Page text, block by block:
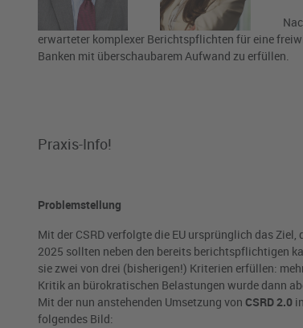
erwarteter komplexer Berichtspflichten für eine
Banken mit überschaubarem Aufwand zu erfüllen.
Praxis-Info!
Problemstellung
Mit der CSRD verfolgte die EU ursprünglich das
2025 sollten neben den bereits berichtspflichtigen
sie zwei von drei (bisherigen!) Kriterien erfüllen:
Kritik an bürokratischen Belastungen wurde dann
Mit der nun anstehenden Umsetzung von CSRD 2.0
folgendes Bild: